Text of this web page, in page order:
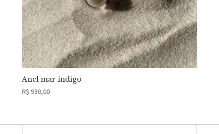
Anel mar índigo
R$ 980,00